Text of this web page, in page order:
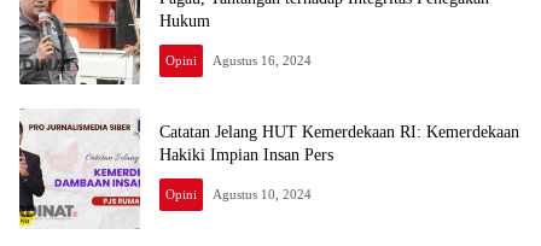
Hukum
Opini Agustus 16, 2024
Catatan Jelang HUT Kemerdekaan RI: Kemerdekaan
Hakiki Impian Insan Pers
Opini Agustus 10, 2024